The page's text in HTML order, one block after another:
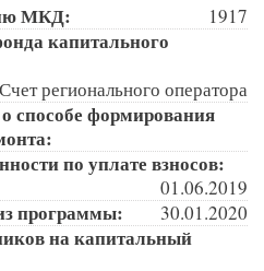
МКД: 1917
капитального
Счет регионального оператора
способе формирования
по уплате взносов:
01.06.2019
программы: 30.01.2020
на капитальный